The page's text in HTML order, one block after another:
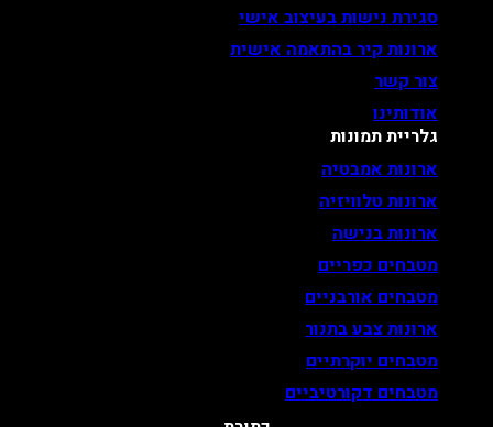
סגירת נישות בעיצוב אישי
ארונות קיר בהתאמה אישית
צור קשר
אודותינו
גלריית תמונות
ארונות אמבטיה
ארונות טלוויזיה
ארונות בנישה
מטבחים כפריים
מטבחים אורבניים
ארונות צבע בתנור
מטבחים יוקרתיים
מטבחים דקורטיביים